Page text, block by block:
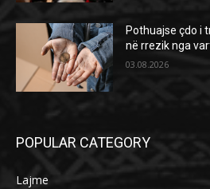
Pothuajse çdo i
në rrezik nga
03.08.2026
POPULAR CATEGORY
Lajme